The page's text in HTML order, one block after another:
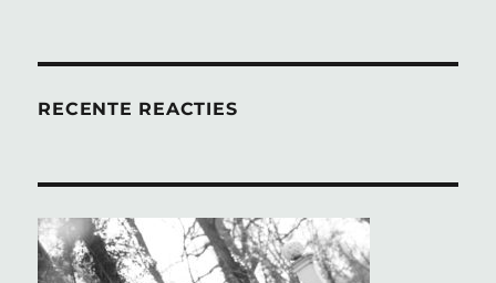
RECENTE REACTIES